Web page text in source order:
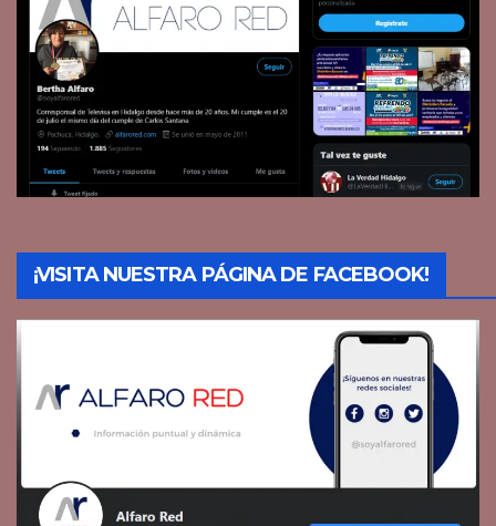
¡VISITA NUESTRA PÁGINA DE FACEBOOK!